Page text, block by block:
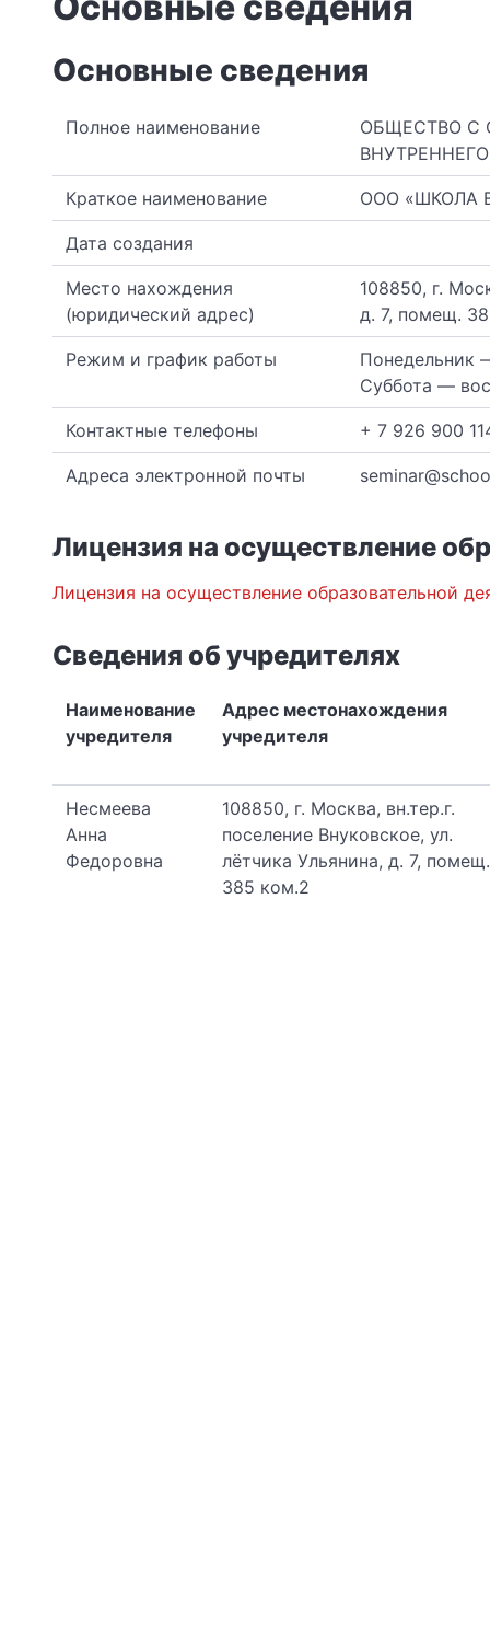
Основные сведения
Полное наименование
ОБЩЕСТВО С
Краткое наименование ООО «ШКОЛА
Дата создания
Место нахождения
(юридический адрес)
108850, г.
д. 7, помещ.
Режим и график работы
Понедельник
Суббота —
Контактные телефоны + 7 926 900
Адреса электронной почты
Лицензия на осуществление
Лицензия на осуществление образовательной
Сведения об учредителях
Наименование
учредителя
Адрес местонахождения
учредителя
Несмеева
Анна
Федоровна
108850, г. Москва, вн.тер.г.
поселение Внуковское, ул.
лётчика Ульянина, д. 7, помещ.
385 ком.2